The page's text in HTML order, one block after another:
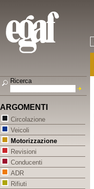
Ricerca
ARGOMENTI
Circolazione
Veicoli
Motorizzazione
Revisioni
Conducenti
ADR
Rifiuti